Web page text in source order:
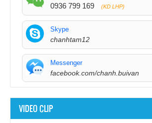
0936 799 169 (KD LHP)
Skype
chanhtam12
Messenger
facebook.com/chanh.buivan
VIDEO CLIP